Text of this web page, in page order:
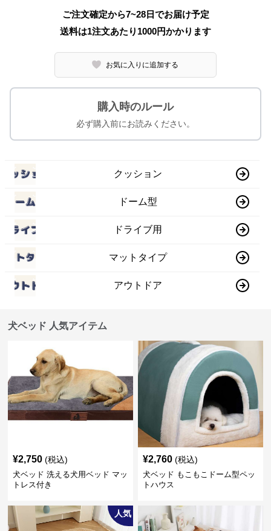
ご注文確定から7~28日でお届け予定
送料は1注文あたり 1000円かかります
お気に入りに追加する
購入時のルール
必ず購入前にお読みください。
クッション
ドーム型
ドライブ用
マットタイプ
アウトドア
犬ベッド 人気アイテム
¥2,750 (税込)
犬ベッド 洗える犬用ベッド マッ
トレス付き
¥2,760 (税込)
犬ベッド もこもこドーム型ペッ
トハウス
人気